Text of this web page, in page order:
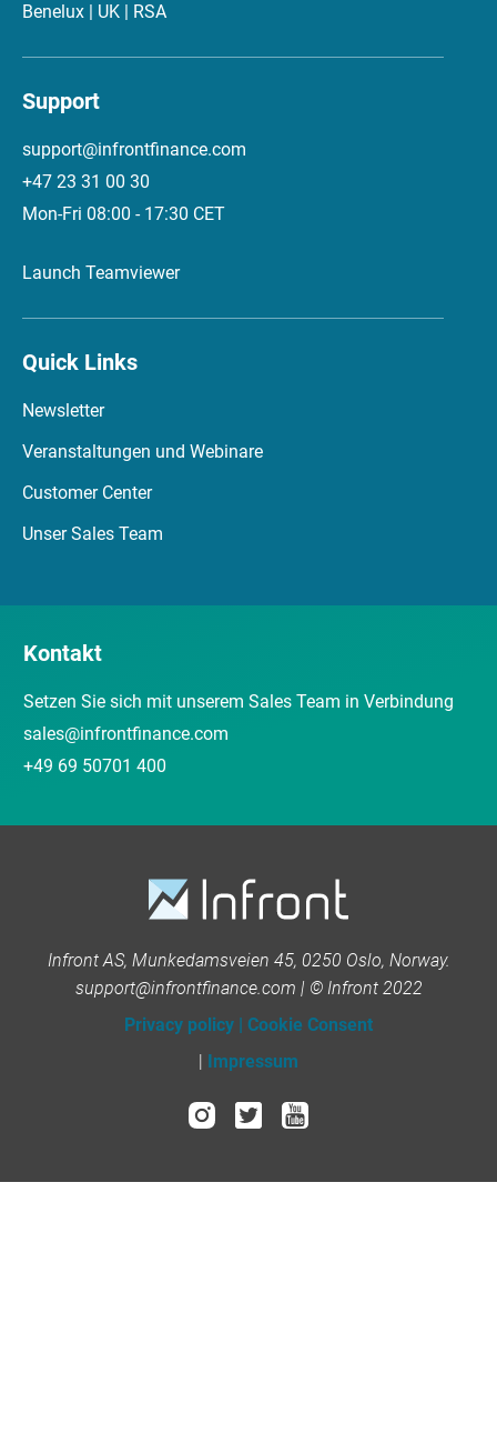
Benelux | UK | RSA
Support
support@infrontfinance.com
+47 23 31 00 30
Mon-Fri 08:00 - 17:30 CET
Launch Teamviewer
Quick Links
Newsletter
Veranstaltungen und Webinare
Customer Center
Unser Sales Team
Kontakt
Setzen Sie sich mit unserem Sales Team in Verbindung
sales@infrontfinance.com
+49 69 50701 400
Infront AS, Munkedamsveien 45, 0250 Oslo, Norway.
support@infrontfinance.com | © Infront 2022
Privacy policy | Cookie Consent
| Impressum